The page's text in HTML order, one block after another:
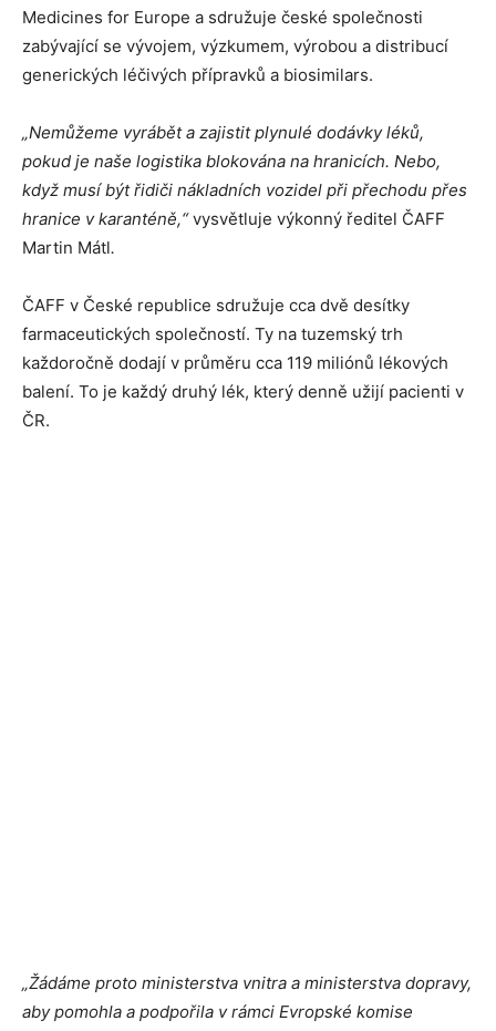
Medicines for Europe a sdružuje české společnosti
zabývající se vývojem, výzkumem, výrobou a distribucí
generických léčivých přípravků a biosimilars.
„Nemůžeme vyrábět a zajistit plynulé dodávky léků,
pokud je naše logistika blokována na hranicích. Nebo,
když musí být řidiči nákladních vozidel při přechodu přes
hranice v karanténě,“vysvětluje výkonný ředitel ČAFF
Martin Mátl.
ČAFF v České republice sdružuje cca dvě desítky
farmaceutických společností. Ty na tuzemský trh
každoročně dodají v průměru cca 119 miliónů lékových
balení. To je každý druhý lék, který denně užijí pacienti v
ČR.
„Žádáme proto ministerstva vnitra a ministerstva dopravy,
aby pomohla a podpořila v rámci Evropské komise